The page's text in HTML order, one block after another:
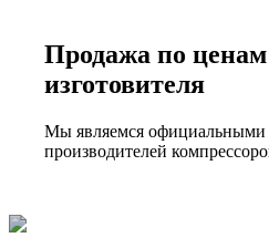
Продажа по ценам
изготовителя
Мы являемся официальными
производителей